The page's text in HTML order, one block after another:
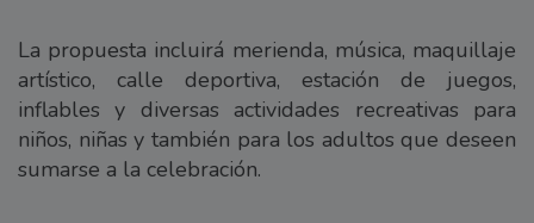
La propuesta incluirá merienda, música, maquillaje
artístico, calle deportiva, estación de juegos,
inflables y diversas actividades recreativas para
niños, niñas y también para los adultos que deseen
sumarse a la celebración.